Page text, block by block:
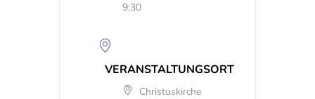
9:30
VERANSTALTUNGSORT
Christuskirche